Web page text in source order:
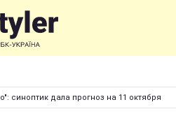
синоптик дала прогноз на 11 октября